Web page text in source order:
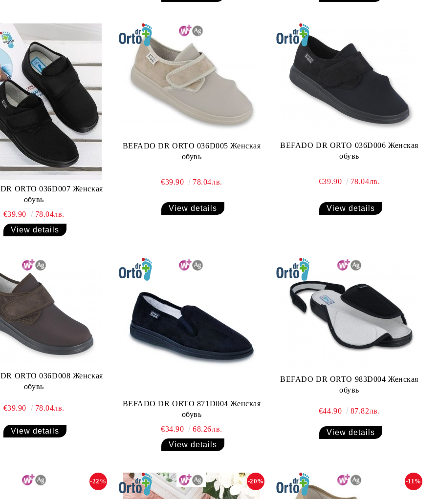
ORTO 036D007 Женская
обувь
€39.90
78.04лв.
View details
BEFADO DR ORTO 036D005 Женская
обувь
€39.90 78.04лв.
View details
BEFADO DR ORTO 036D006 Женская
обувь
€39.90 78.04лв.
View details
ORTO 036D008 Женская
обувь
€39.90 78.04лв.
View details
BEFADO DR ORTO 871D004 Женская
обувь
€34.90
68.26лв.
View details
BEFADO DR ORTO 983D004 Женская
обувь
€44.90 87.82лв.
View details
-22% -20% -11%